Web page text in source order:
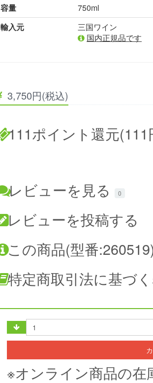
容量
750ml
輸入元
三国ワイン
国内正規品です
3,750円(税込)
111ポイント還元(111
レビューを見る 0
レビューを投稿する
この商品(型番
特定商取引法に基づ
※オンライン商品の